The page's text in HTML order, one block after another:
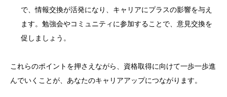
で、情報交換が活発になり、キャリアにプラスの影響を与え
ます。勉強会やコミュニティに参加することで、意見交換を
促しましょう。
これらのポイントを押さえながら、資格取得に向けて一歩一歩進
んでいくことが、あなたのキャリアアップにつながります。